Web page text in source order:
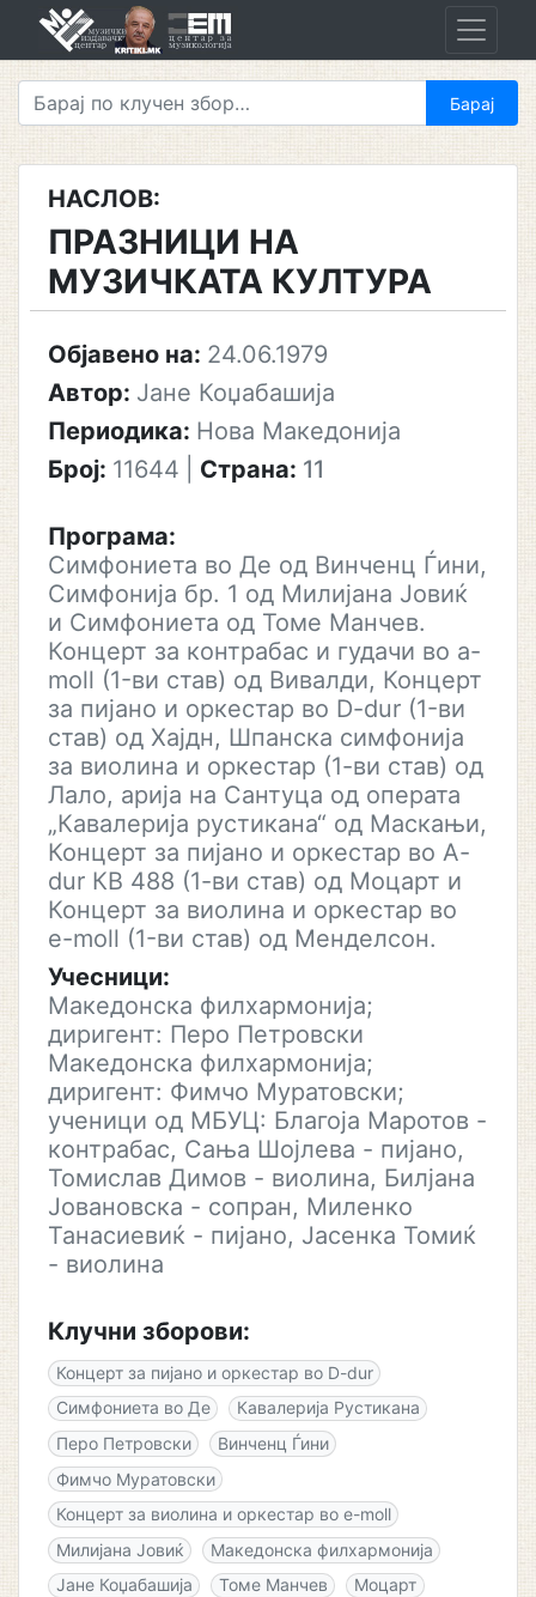
НАСЛОВ:
ПРАЗНИЦИ НА
МУЗИЧКАТА КУЛТУРА
Објавено на: 24.06.1979
Автор: Јане Коџабашија
Периодика: Нова Македонија
Број: 11644 Страна: 11
Програма:
Симфониета во Де од Винченц Ѓини,
Симфонија бр. 1 од Милијана Јовиќ
и Симфониета од Томе Манчев.
Концерт за контрабас и гудачи во a-
moll (1-ви став) од Вивалди, Концерт
за пијано и оркестар во D-dur (1-ви
став) од Хајдн, Шпанска симфонија
за виолина и оркестар (1-ви став) од
Лало, арија на Сантуца од операта
„Кавалерија рустикана“ од Маскањи,
Концерт за пијано и оркестар во A-
dur КВ 488 (1-ви став) од Моцарт и
Концерт за виолина и оркестар во
e-moll (1-ви став) од Менделсон.
Учесници:
Македонска филхармонија;
диригент: Перо Петровски
Македонска филхармонија;
диригент: Фимчо Муратовски;
ученици од МБУЦ: Благоја Маротов -
контрабас, Сања Шојлева - пијано,
Томислав Димов - виолина, Билјана
Јовановска - сопран, Миленко
Танасиевиќ - пијано, Јасенка Томиќ
- виолина
Клучни зборови:
Концерт за пијано и оркестар во D-dur
Симфониета во Де
Кавалерија Рустикана
Перо Петровски
Винченц Ѓини
Фимчо Муратовски
Концерт за виолина и оркестар во e-moll
Милијана Јовиќ
Македонска филхармонија
Јане Коџабашија
Томе Манчев
Моцарт